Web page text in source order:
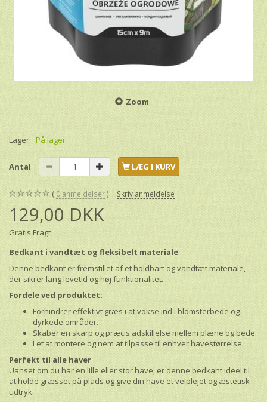
Zoom
Lager: På lager
Antal LÆG I KURV
0 anmeldelser Skriv anmeldelse
129,00 DKK
Gratis Fragt
Bedkant i vandtæt og fleksibelt materiale
Denne bedkant er fremstillet af et holdbart og vandtæt materiale,
der sikrer lang levetid og høj funktionalitet.
Fordele ved produktet:
Forhindrer effektivt græs i at vokse ind i blomsterbede og
dyrkede områder.
Skaber en skarp og præcis adskillelse mellem plæne og bede.
Let at montere og nem at tilpasse til enhver havestørrelse.
Perfekt til alle haver
Uanset om du har en lille eller stor have, er denne bedkant ideel til
at holde græsset på plads og give din have et velplejet og æstetisk
udtryk.